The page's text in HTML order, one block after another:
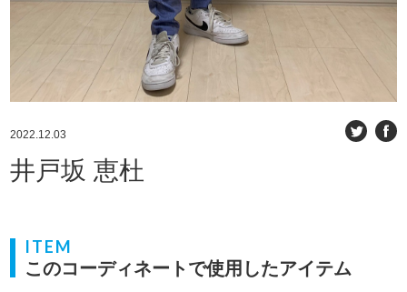
2022.12.03
井戸坂 恵杜
ITEM
このコーディネートで使用したアイテム